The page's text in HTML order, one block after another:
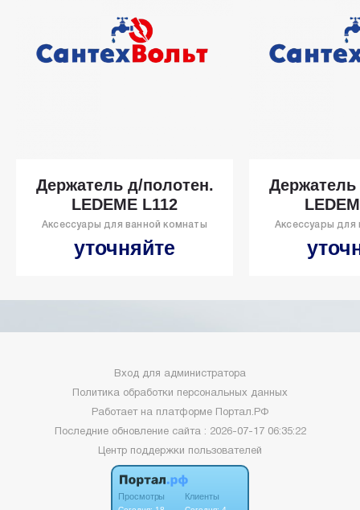
Держатель д/полотен.
LEDEME L112
Аксессуары для ванной комнаты
уточняйте
Аксессуары для
Вход для администратора
Политика обработки персональных данных
Работает на платформе
Портал.РФ
Последние обновление сайта : 2026-07-17 06:35:22
Центр поддержки пользователей